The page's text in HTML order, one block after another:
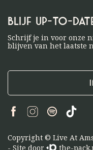
Blijf up-to-
Schrijf je in voor onze
blijven van het laatste
Copyright © Live At
- Site door
the-